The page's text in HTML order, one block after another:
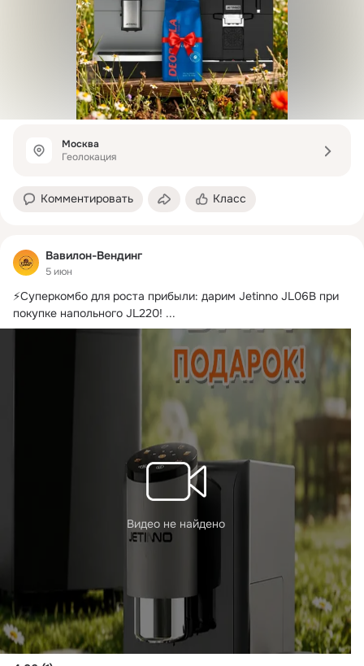
Москва
Геолокация
Комментировать Класс
Вавилон-Вендинг
5 июн
⚡️Суперкомбо для роста прибыли: дарим Jetinno JL06B при
покупке напольного JL220! ...
Видео не найдено